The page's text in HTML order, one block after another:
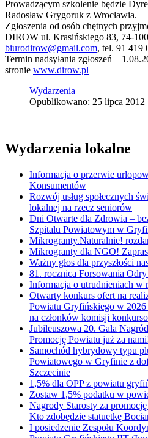
Prowadzącym szkolenie będzie
Radosław Grygoruk z Wrocławia.
Zgłoszenia od osób chętnych
DIROW ul. Krasińskiego 83, 74-
biurodirow@gmail.com, tel. 91 419
Termin nadsyłania zgłoszeń –
stronie www.dirow.pl
Wydarzenia
Opublikowano: 25 lipca 2012
Wydarzenia lokalne
Informacja o przerwie
Konsumentów
Rozwój usług społecznych
lokalnej na rzecz seniorów
Dni Otwarte dla Zdrowia –
Szpitalu Powiatowym w
Mikrogranty.Naturalnie!
Mikrogranty dla NGO!
Ważny głos dla przyszłości
81. rocznica Forsowania Odry
Informacja o utrudnieniach w
Otwarty konkurs ofert na
Powiatu Gryfińskiego w
na członków komisji
Jubileuszowa 20. Gala
Promocję Powiatu już za
Samochód hybrydowy typu
Powiatowego w Gryfinie z
Szczecinie
1,5% dla OPP z powiatu
Zostaw 1,5% podatku w
Nagrody Starosty za
Kto zdobędzie statuetkę
I posiedzenie Zespołu